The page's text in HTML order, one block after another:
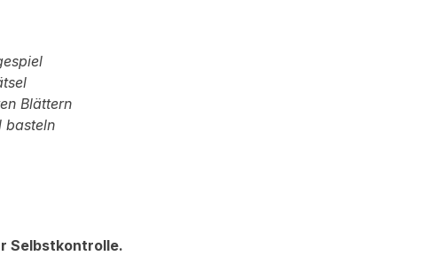
Blättern
basteln
Selbstkontrolle.